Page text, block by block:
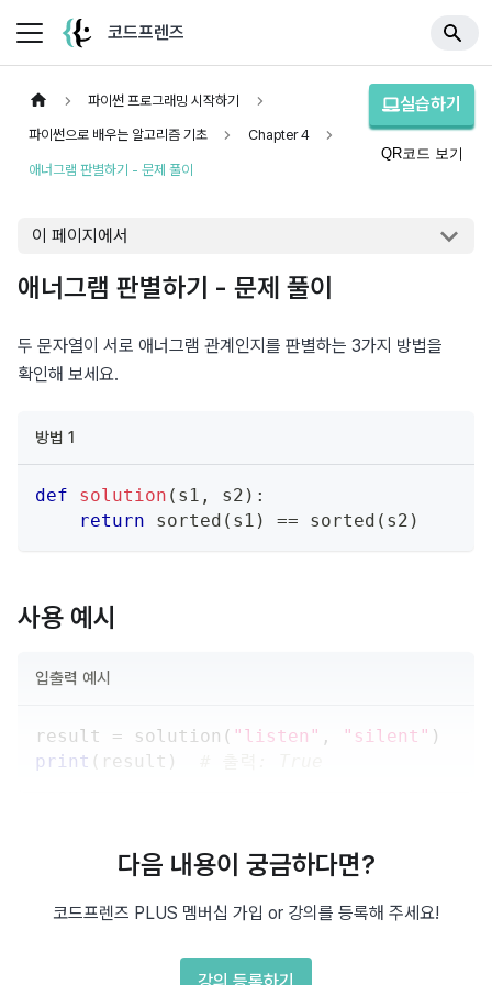
코드프렌즈
파이썬 프로그래밍 시작하기
파이썬으로 배우는 알고리즘 기초 Chapter 4
애너그램 판별하기 - 문제 풀이
실습하기
QR코드 보기
이 페이지에서
애너그램 판별하기 - 문제 풀이
두 문자열이 서로 애너그램 관계인지를 판별하는 3가지 방법을
확인해 보세요.
방법 1
def solution ( s1 , s2 ) :
return
sorted ( s1 ) == sorted ( s2 )
사용 예시
입출력 예시
result = solution ( "listen" , "silent" )
print ( result )
다음 내용이 궁금하다면?
코드프렌즈 PLUS 멤버십 가입 or 강의를 등록해 주세요!